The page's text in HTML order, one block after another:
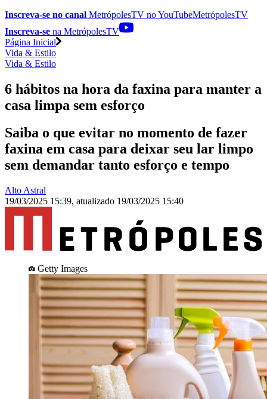
Inscreva-se no canal MetrópolesTV noYouTubeMetrópolesTV
Inscreva-se na MetrópolesTV
Página Inicial
Vida & Estilo
Vida & Estilo
6 hábitos na hora da faxina para manter a
casa limpa sem esforço
Saiba o que evitar no momento de fazer
faxina em casa para deixar seu lar limpo
sem demandar tanto esforço e tempo
Alto Astral
19/03/2025 15:39, atualizado 19/03/2025 15:40
Getty Images